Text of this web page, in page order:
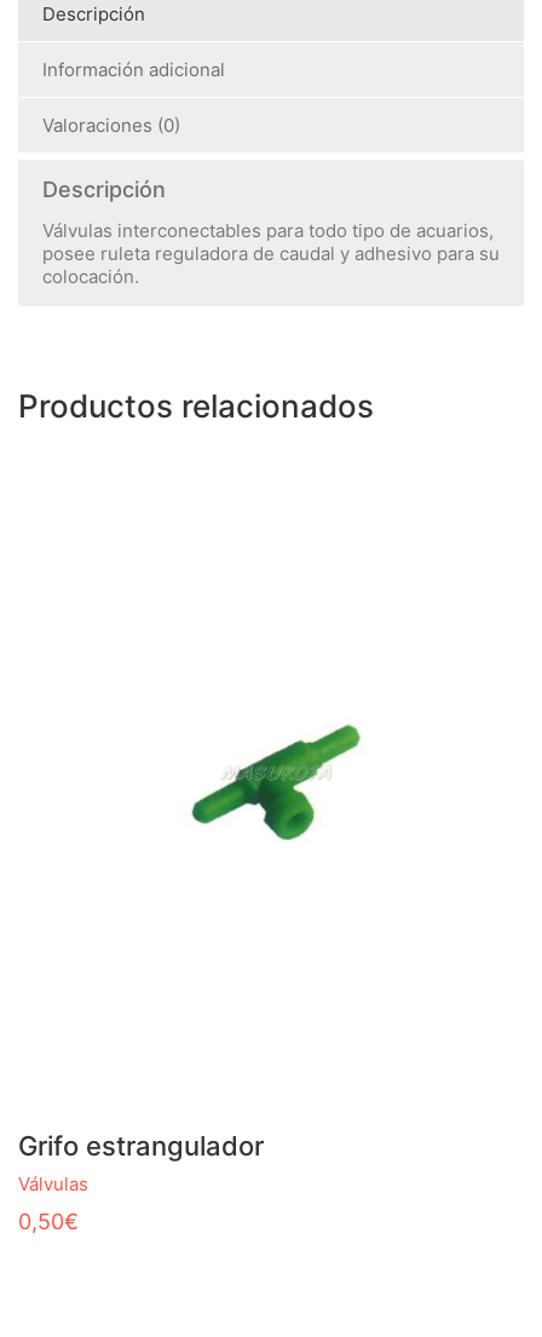
Descripción
Información adicional
Valoraciones (0)
Descripción
Válvulas interconectables para todo tipo de acuarios,
posee ruleta reguladora de caudal y adhesivo para su
colocación.
Productos relacionados
Grifo estrangulador
Válvulas
0,50€